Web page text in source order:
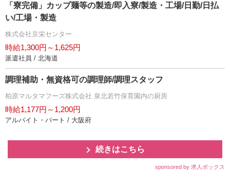
「寮完備」カップ麺等の製造/即入寮/製造・工場/日勤/日払
い/工場・製造
株式会社京栄センター
時給1,300円～1,625円
派遣社員 / 北海道
調理補助・無資格可の調理師/調理スタッフ
柏原マルタマフーズ株式会社 泉北若竹保育園内の厨房
時給1,177円～1,200円
アルバイト・パート / 大阪府
続きはこちら
sponsored by 求人ボックス